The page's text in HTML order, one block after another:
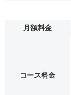
月額料金
コース料金